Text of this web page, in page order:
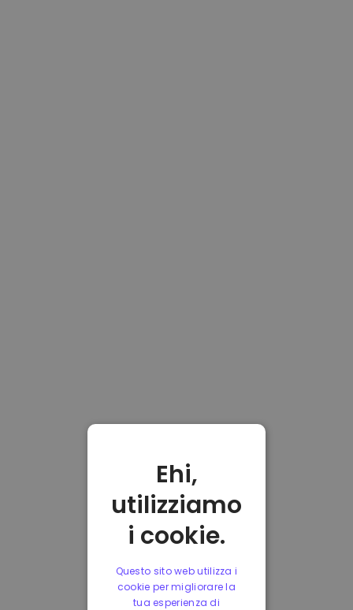
Ehi,
utilizziamo
i cookie.
Questo sito web utilizza i
cookie per migliorare la
tua esperienza di